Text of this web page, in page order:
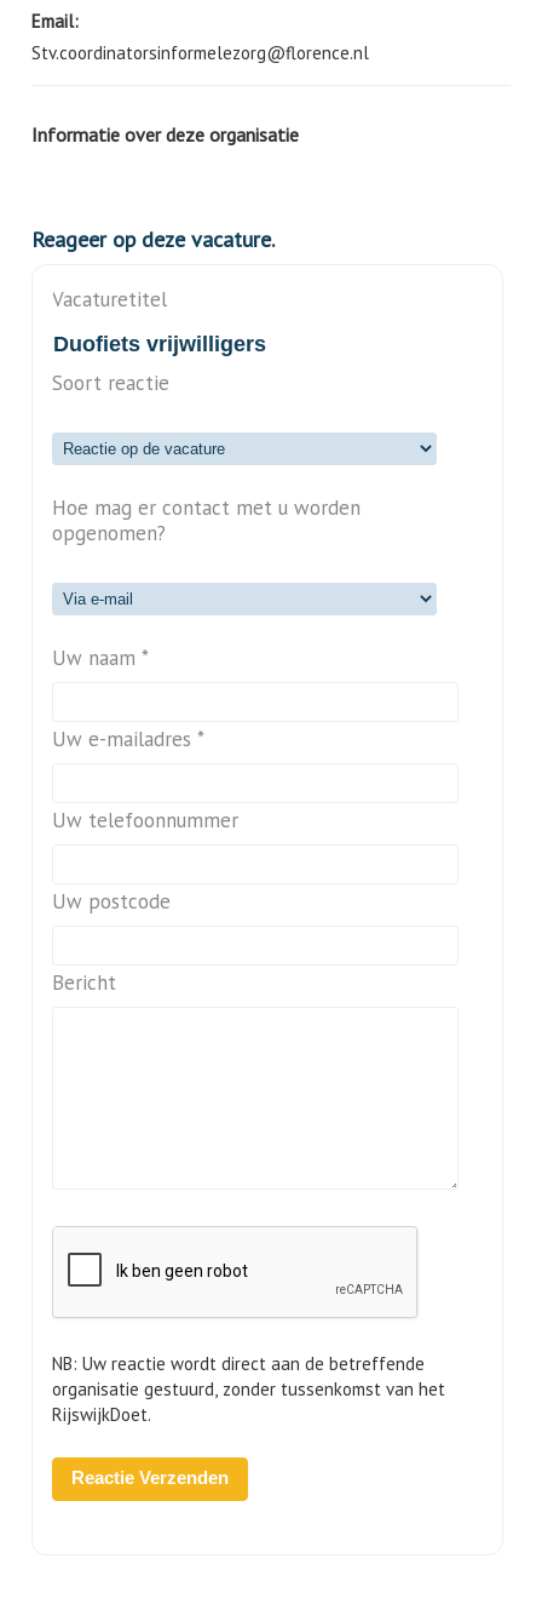
Email:
Stv.coordinatorsinformelezorg@florence.nl
Informatie over deze organisatie
Reageer op deze vacature.
Vacaturetitel
Soort reactie
Hoe mag er contact met u worden
opgenomen?
Uw naam *
Uw e-mailadres *
Uw telefoonnummer
Uw postcode
Bericht
NB: Uw reactie wordt direct aan de betreffende
organisatie gestuurd, zonder tussenkomst van het
RijswijkDoet.